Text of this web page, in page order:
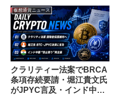
ース 26/6/27】
仮想通貨ニュース
クラリティー法案でBRCA
条項存続要請・堀江貴文氏
がJPYC言及・インド中銀